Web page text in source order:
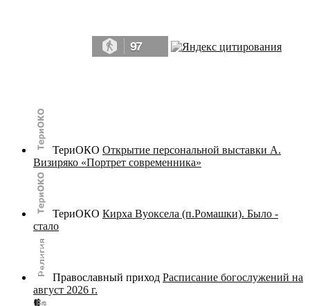
97
ТериОКО Открытие персональной выставки А.
Визиряко «Портрет современника»
ТериОКО Кирха Вуоксела (п.Ромашки). Было -
стало
Православный приход Расписание богослужений на
август 2026 г.